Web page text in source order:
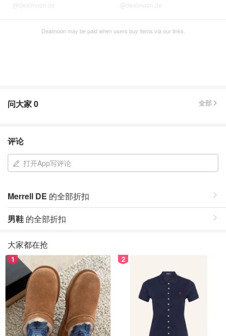
@dealmoon.de @dealmoon.de
Dealmoon may be paid when users buy items via our links.
问大家0 全部
评论
打开App写评论
Merrell DE 的全部折扣
男鞋 的全部折扣
大家都在抢
1 2